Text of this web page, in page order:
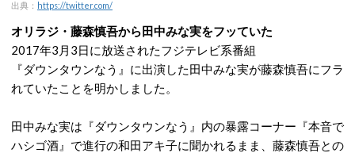
出典： https://twitter.com/
オリラジ・藤森慎吾から田中みな実をフッていた
2017年3月3日に放送されたフジテレビ系番組
『ダウンタウンなう』に出演した田中みな実が藤森慎吾にフラ
れていたことを明かしました。
田中みな実は『ダウンタウンなう』内の暴露コーナー『本音で
ハシゴ酒』で進行の和田アキ子に聞かれるまま、藤森慎吾との